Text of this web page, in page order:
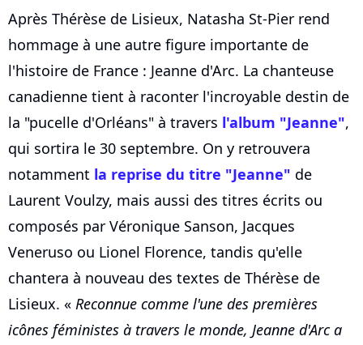
Après Thérèse de Lisieux, Natasha St-Pier rend
hommage à une autre figure importante de
l'histoire de France : Jeanne d'Arc. La chanteuse
canadienne tient à raconter l'incroyable destin de
la "pucelle d'Orléans" à travers l'album "Jeanne",
qui sortira le 30 septembre. On y retrouvera
notamment la reprise du titre "Jeanne" de
Laurent Voulzy, mais aussi des titres écrits ou
composés par Véronique Sanson, Jacques
Veneruso ou Lionel Florence, tandis qu'elle
chantera à nouveau des textes de Thérèse de
Lisieux. « Reconnue comme l'une des premières
icônes féministes à travers le monde, Jeanne d'Arc a